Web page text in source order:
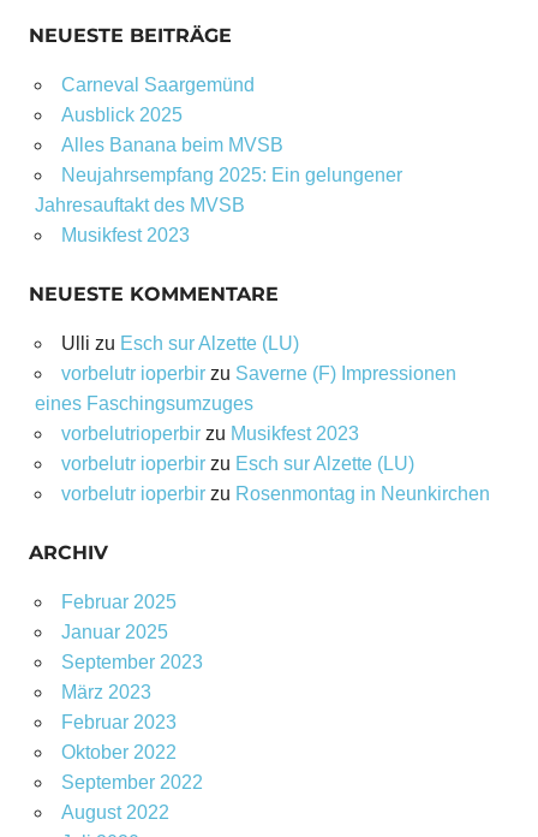
NEUESTE BEITRÄGE
Carneval Saargemünd
Ausblick 2025
Alles Banana beim MVSB
Neujahrsempfang 2025: Ein gelungener
Jahresauftakt des MVSB
Musikfest 2023
NEUESTE KOMMENTARE
Ulli zu Esch sur Alzette (LU)
vorbelutr ioperbirzu Saverne (F) Impressionen
eines Faschingsumzuges
vorbelutrioperbirzu Musikfest 2023
vorbelutr ioperbirzu Esch sur Alzette (LU)
vorbelutr ioperbirzu Rosenmontag in Neunkirchen
ARCHIV
Februar 2025
Januar 2025
September 2023
März 2023
Februar 2023
Oktober 2022
September 2022
August 2022